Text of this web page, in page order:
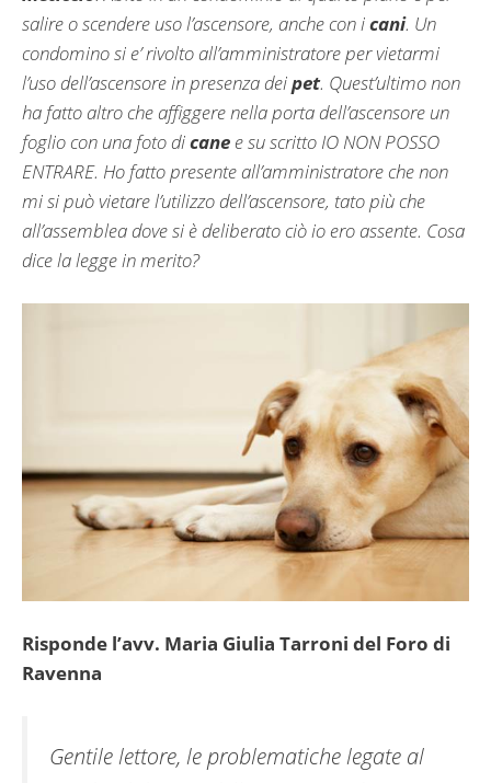
salire o scendere uso l’ascensore, anche con icani. Un
condomino si e’ rivolto all’amministratore per vietarmi
l’uso dell’ascensore in presenza deipet. Quest’ultimo non
ha fatto altro che affiggere nella porta dell’ascensore un
foglio con una foto dicanee su scritto IO NON POSSO
ENTRARE. Ho fatto presente all’amministratore che non
mi si può vietare l’utilizzo dell’ascensore, tato più che
all’assemblea dove si è deliberato ciò io ero assente. Cosa
dice la legge in merito?
Risponde l’avv. Maria Giulia Tarroni del Foro di
Ravenna
Gentile lettore, le problematiche legate al